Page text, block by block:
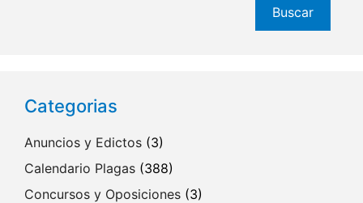
Buscar
Categorias
Anuncios y Edictos (3)
Calendario Plagas (388)
Concursos y Oposiciones (3)